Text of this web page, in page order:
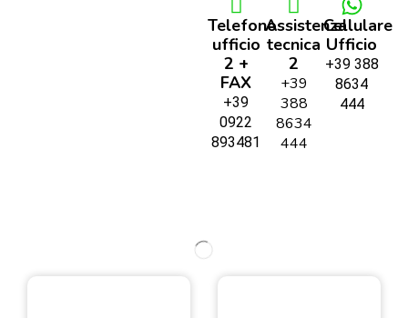
Telefono
ufficio
2 +
FAX
+39
0922
893481
Assistenza
tecnica
2
+39
388
8634
444
Cellulare
Ufficio
+39 388
8634
444